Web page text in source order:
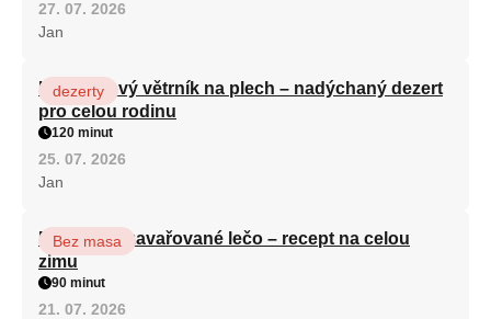
27. 07. 2026
Jan
Karamelový větrník na plech – nadýchaný dezert
pro celou rodinu
dezerty
120 minut
25. 07. 2026
Jan
Babiččino zavařované lečo – recept na celou
zimu
Bez masa
90 minut
21. 07. 2026